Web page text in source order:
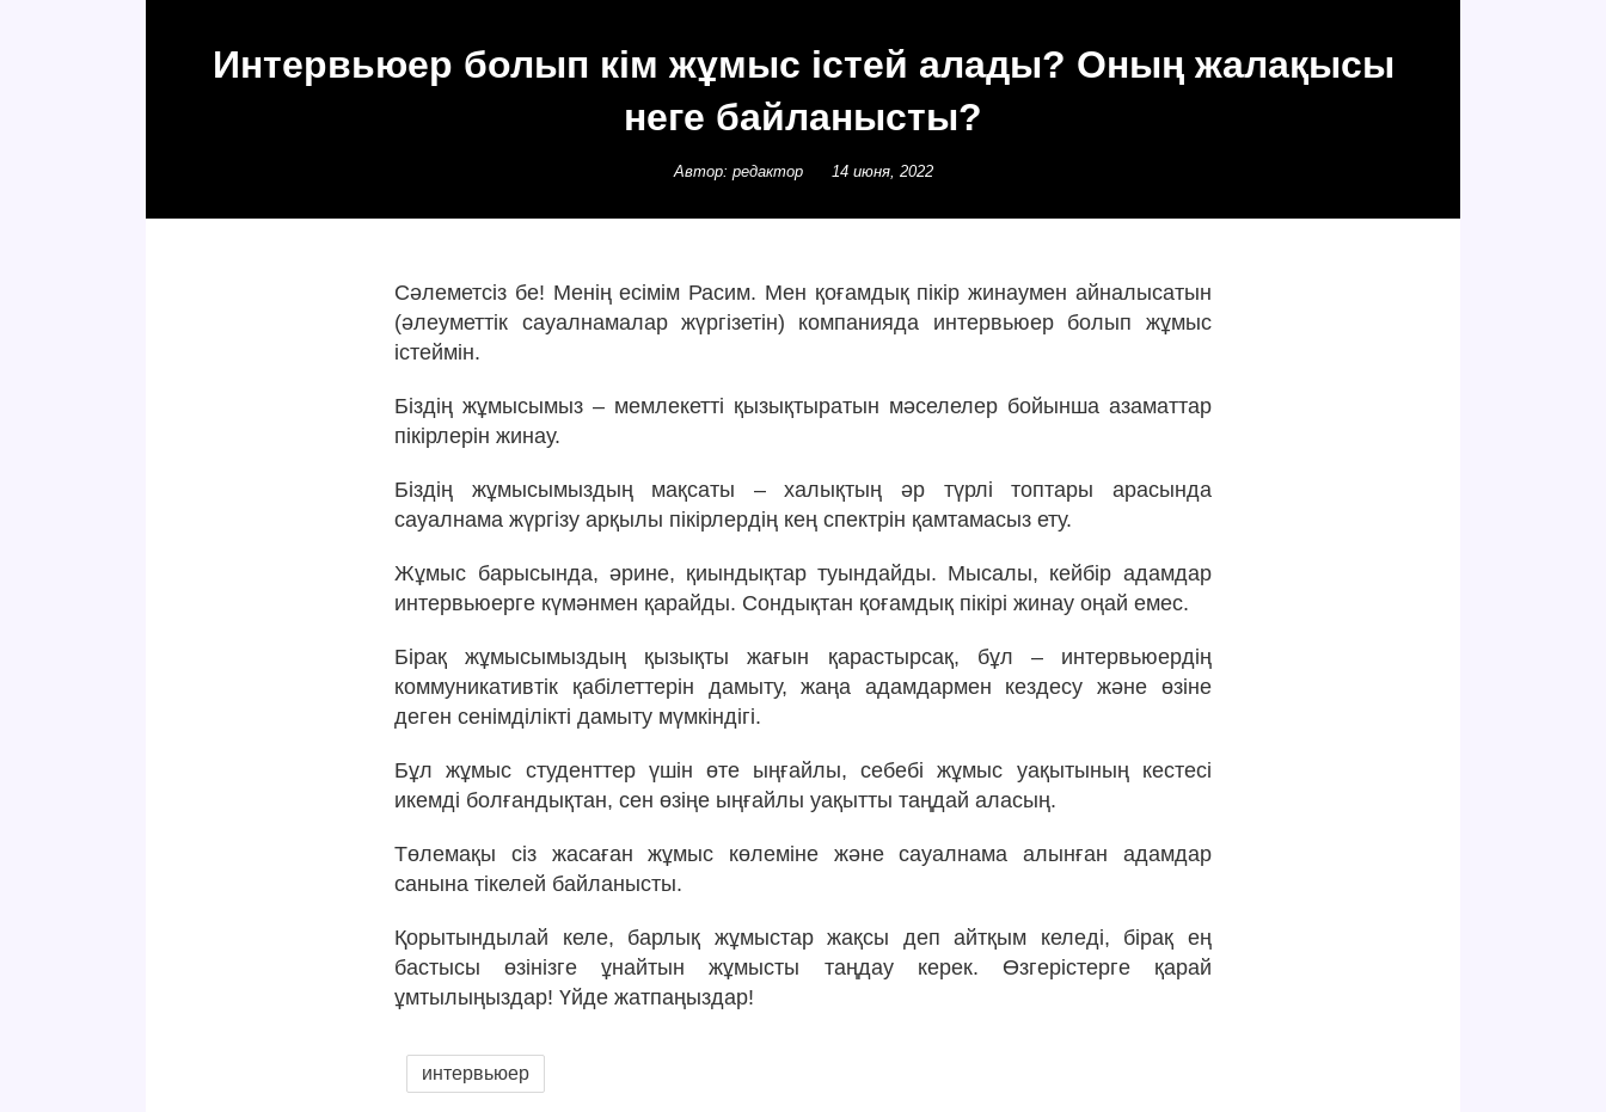
Интервьюер болып кім жұмыс істей алады? Оның жалақысы
неге байланысты?
Автор: редактор 14 июня, 2022
Сәлеметсіз бе! Менің есімім Расим. Мен қоғамдық пікір жинаумен айналысатын
(әлеуметтік сауалнамалар жүргізетін) компанияда интервьюер болып жұмыс
істеймін.
Біздің жұмысымыз – мемлекетті қызықтыратын мәселелер бойынша азаматтар
пікірлерін жинау.
Біздің жұмысымыздың мақсаты – халықтың әр түрлі топтары арасында
сауалнама жүргізу арқылы пікірлердің кең спектрін қамтамасыз ету.
Жұмыс барысында, әрине, қиындықтар туындайды. Мысалы, кейбір адамдар
интервьюерге күмәнмен қарайды. Сондықтан қоғамдық пікірі жинау оңай емес.
Бірақ жұмысымыздың қызықты жағын қарастырсақ, бұл – интервьюердің
коммуникативтік қабілеттерін дамыту, жаңа адамдармен кездесу және өзіне
деген сенімділікті дамыту мүмкіндігі.
Бұл жұмыс студенттер үшін өте ыңғайлы, себебі жұмыс уақытының кестесі
икемді болғандықтан, сен өзіңе ыңғайлы уақытты таңдай аласың.
Төлемақы сіз жасаған жұмыс көлеміне және сауалнама алынған адамдар
санына тікелей байланысты.
Қорытындылай келе, барлық жұмыстар жақсы деп айтқым келеді, бірақ ең
бастысы өзінізге ұнайтын жұмысты таңдау керек. Өзгерістерге қарай
ұмтылыңыздар! Үйде жатпаңыздар!
интервьюер